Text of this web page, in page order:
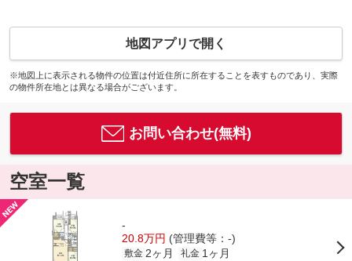
地図アプリで開く
※地図上に表示される物件の位置は付近住所に所在することを表すものであり、実際
の物件所在地とは異なる場合がございます。
お問い合わせ(無料)
空室一覧
-
20.8万円 (管理費等：-)
敷金 2ヶ月 礼金 1ヶ月